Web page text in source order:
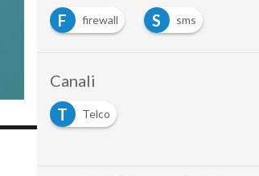
F
firewall S sms
Canali
T
Telco